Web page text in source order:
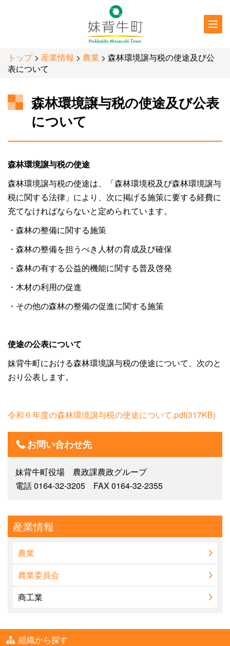
トップ> 産業情報 > 農業 > 森林環境譲与税の使途及び公
表について
森林環境譲与税の使途及び公表
について
森林環境譲与税の使途
森林環境譲与税の使途は、「森林環境税及び森林環境譲与
税に関する法律」により、次に掲げる施策に要する経費に
充てなければならないと定められています。
・森林の整備に関する施策
・森林の整備を担うべき人材の育成及び確保
・森林の有する公益的機能に関する普及啓発
・木材の利用の促進
・その他の森林の整備の促進に関する施策
使途の公表について
妹背牛町における森林環境譲与税の使途について、次のと
おり公表します。
令和６年度の森林環境譲与税の使途について.pdf(317KB)
お問い合わせ先
妹背牛町役場 農政課農政グループ
電話 0164-32-3205 FAX 0164-32-2355
産業情報
農業
農業委員会
商工業
組織から探す